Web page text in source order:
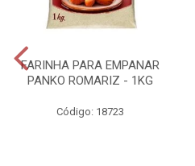
FARINHA PARA EMPANAR
PANKO ROMARIZ - 1KG
Código: 18723